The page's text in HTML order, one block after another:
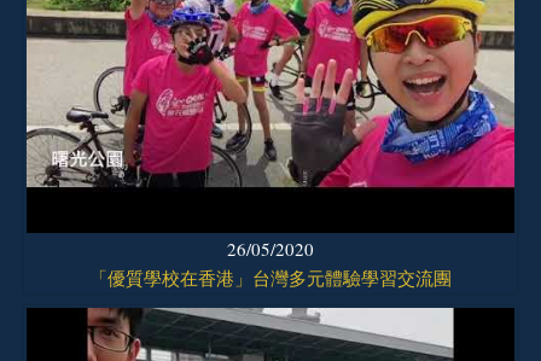
26/05/2020
「優質學校在香港」台灣多元體驗學習交流團